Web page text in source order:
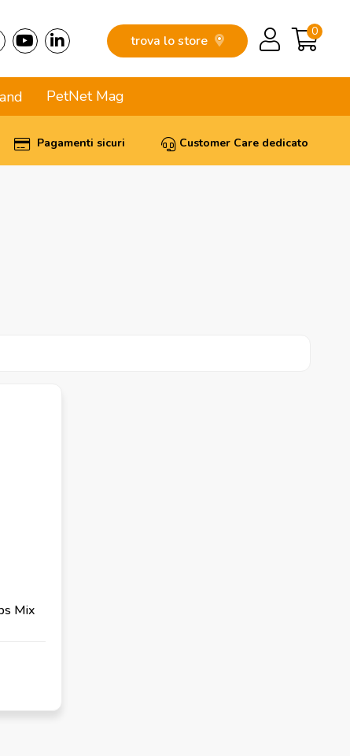
trova lo store
0
PetNet Mag
Pagamenti sicuri Customer Care dedicato
Mix